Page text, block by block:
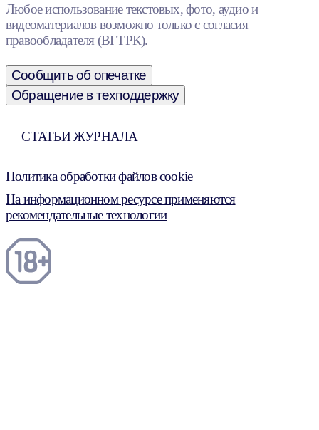
Любое использование текстовых, фото, аудио и
видеоматериалов возможно только с согласия
правообладателя (ВГТРК).
Сообщить об опечатке
Обращение в техподдержку
СТАТЬИ ЖУРНАЛА
Политика обработки файлов cookie
На информационном ресурсе применяются
рекомендательные технологии